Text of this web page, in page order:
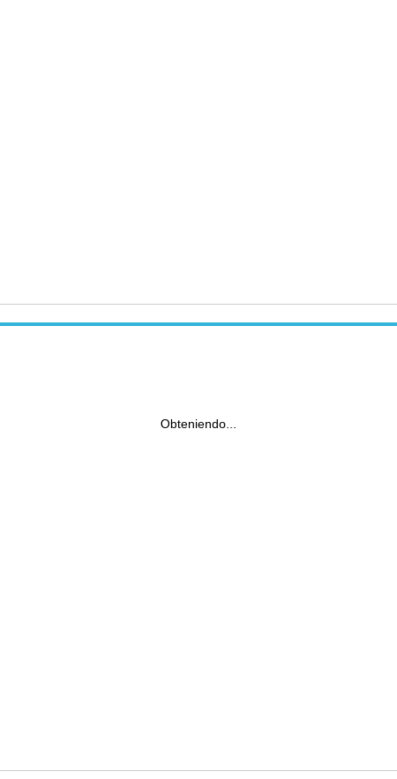
Obteniendo...